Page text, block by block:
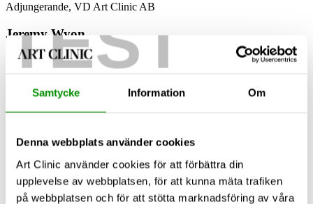
TEST
Samtycke Information Om
Denna webbplats använder cookies
Art Clinic använder cookies för att förbättra din
upplevelse av webbplatsen, för att kunna mäta trafiken
på webbplatsen och för att stötta marknadsföring av våra
Adjungerande, VD Art Clinic AB
Jeremy Wyon
Styrelseledamot, Specialist i Ortopedi
Per Windh
Styrelseledamot, Specialist i Plastikkirurgi
Mårten Werner
Styrelseledamot
Antti Ylikorkala